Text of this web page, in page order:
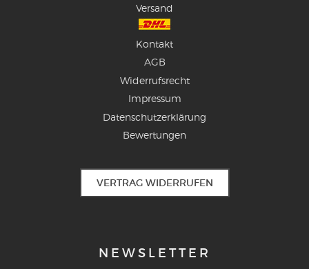
Versand
Kontakt
AGB
Widerrufsrecht
Impressum
Datenschutzerklärung
Bewertungen
VERTRAG WIDERRUFEN
NEWSLETTER